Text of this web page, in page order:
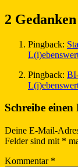
2
Pingback:
Pingback:
Schreibe
Deine E-Mail-
Felder sind mit *
Kommentar *